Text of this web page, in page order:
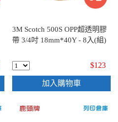
3M Scotch 500S OPP超透明膠
帶 3/4吋 18mm*40Y - 8入(組)
$123
加入購物車